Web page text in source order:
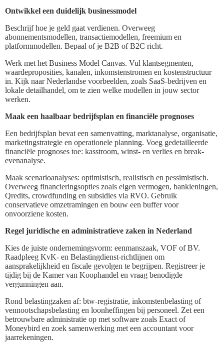
Ontwikkel een duidelijk businessmodel
Beschrijf hoe je geld gaat verdienen. Overweeg
abonnementsmodellen, transactiemodellen, freemium en
platformmodellen. Bepaal of je B2B of B2C richt.
Werk met het Business Model Canvas. Vul klantsegmenten,
waardeproposities, kanalen, inkomstenstromen en kostenstructuur
in. Kijk naar Nederlandse voorbeelden, zoals SaaS-bedrijven en
lokale detailhandel, om te zien welke modellen in jouw sector
werken.
Maak een haalbaar bedrijfsplan en financiële prognoses
Een bedrijfsplan bevat een samenvatting, marktanalyse, organisatie,
marketingstrategie en operationele planning. Voeg gedetailleerde
financiële prognoses toe: kasstroom, winst- en verlies en break-
evenanalyse.
Maak scenarioanalyses: optimistisch, realistisch en pessimistisch.
Overweeg financieringsopties zoals eigen vermogen, bankleningen,
Qredits, crowdfunding en subsidies via RVO. Gebruik
conservatieve omzetramingen en bouw een buffer voor
onvoorziene kosten.
Regel juridische en administratieve zaken in Nederland
Kies de juiste ondernemingsvorm: eenmanszaak, VOF of BV.
Raadpleeg KvK- en Belastingdienst-richtlijnen om
aansprakelijkheid en fiscale gevolgen te begrijpen. Registreer je
tijdig bij de Kamer van Koophandel en vraag benodigde
vergunningen aan.
Rond belastingzaken af: btw-registratie, inkomstenbelasting of
vennootschapsbelasting en loonheffingen bij personeel. Zet een
betrouwbare administratie op met software zoals Exact of
Moneybird en zoek samenwerking met een accountant voor
jaarrekeningen.